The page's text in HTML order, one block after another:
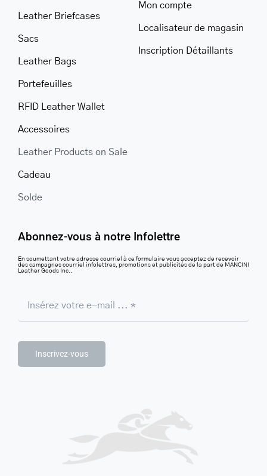
Leather Briefcases
Sacs
Leather Bags
Portefeuilles
RFID Leather Wallet
Accessoires
Leather Products on Sale
Cadeau
Solde
Mon compte
Localisateur de magasin
Inscription Détaillants
Abonnez-vous à notre Infolettre
En soumettant votre adresse courriel à ce formulaire vous acceptez de recevoir
des campagnes courriel infolettres, promotions et publicités de la part de MANCINI
Leather Goods Inc..
Inscrivez-vous